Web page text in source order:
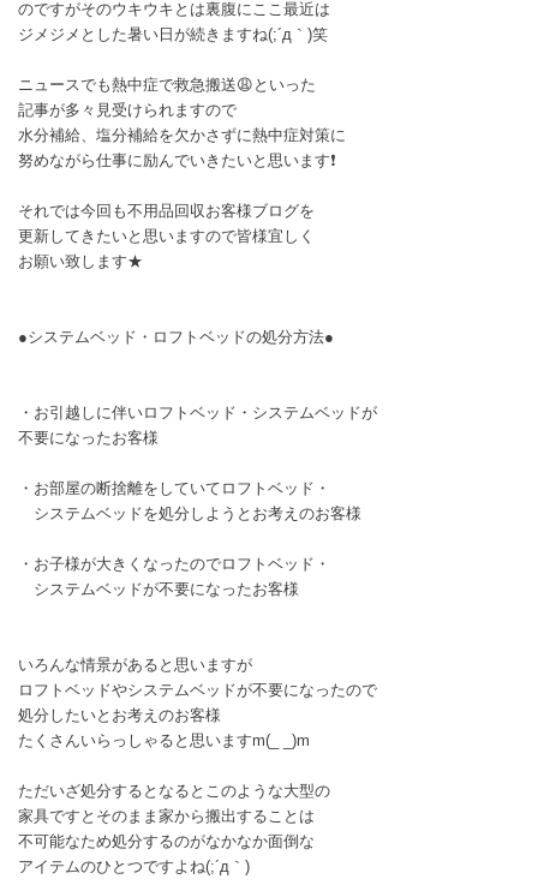
のですがそのウキウキとは裏腹にここ最近は
ジメジメとした暑い日が続きますね(;´д｀)笑
ニュースでも熱中症で救急搬送😩といった
記事が多々見受けられますので
水分補給、塩分補給を欠かさずに熱中症対策に
努めながら仕事に励んでいきたいと思います❗
それでは今回も不用品回収お客様ブログを
更新してきたいと思いますので皆様宜しく
お願い致します★
●システムベッド・ロフトベッドの処分方法●
・お引越しに伴いロフトベッド・システムベッドが
不要になったお客様
・お部屋の断捨離をしていてロフトベッド・
システムベッドを処分しようとお考えのお客様
・お子様が大きくなったのでロフトベッド・
システムベッドが不要になったお客様
いろんな情景があると思いますが
ロフトベッドやシステムベッドが不要になったので
処分したいとお考えのお客様
たくさんいらっしゃると思いますm(_ _)m
ただいざ処分するとなるとこのような大型の
家具ですとそのまま家から搬出することは
不可能なため処分するのがなかなか面倒な
アイテムのひとつですよね(;´д｀)